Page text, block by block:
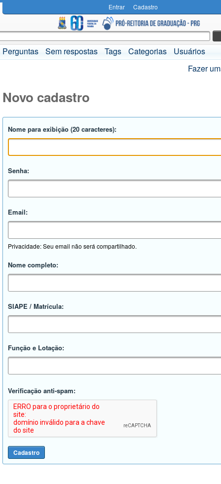
Entrar Cadastro
Perguntas Sem respostas Tags Categorias
Usuários
Fazer
Novo cadastro
Nome para exibição (20 caracteres):
Senha:
Email:
Privacidade: Seu email não será compartilhado.
Nome completo:
SIAPE / Matrícula:
Função e Lotação:
Verificação anti-spam: